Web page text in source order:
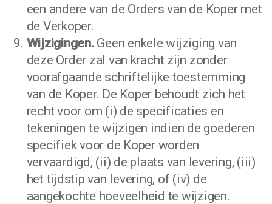
een andere van de Orders van de Koper met
de Verkoper.
Wijzigingen. Geen enkele wijziging van
deze Order zal van kracht zijn zonder
voorafgaande schriftelijke toestemming
van de Koper. De Koper behoudt zich het
recht voor om (i) de specificaties en
tekeningen te wijzigen indien de goederen
specifiek voor de Koper worden
vervaardigd, (ii) de plaats van levering, (iii)
het tijdstip van levering, of (iv) de
aangekochte hoeveelheid te wijzigen.